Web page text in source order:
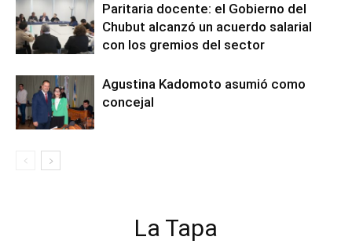
Paritaria docente: el Gobierno del
Chubut alcanzó un acuerdo salarial
con los gremios del sector
Agustina Kadomoto asumió como
concejal
La Tapa